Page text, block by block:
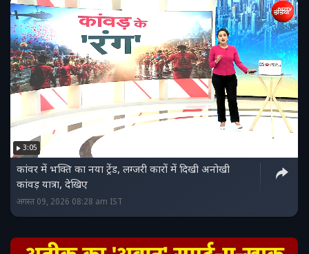
3:05
कांवर में भक्ति का नया ट्रेंड, लग्जरी कारों में दिखी अनोखी
कांवड़ यात्रा, देखिए
अगस्त 09, 2026 08:28 am IST